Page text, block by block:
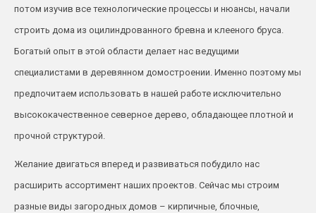
потом изучив все технологические процессы и нюансы, начали
строить дома из оцилиндрованного бревна и клееного бруса.
Богатый опыт в этой области делает нас ведущими
специалистами в деревянном домостроении. Именно поэтому мы
предпочитаем использовать в нашей работе исключительно
высококачественное северное дерево, обладающее плотной и
прочной структурой.
Желание двигаться вперед и развиваться побудило нас
расширить ассортимент наших проектов. Сейчас мы строим
разные виды загородных домов – кирпичные, блочные,